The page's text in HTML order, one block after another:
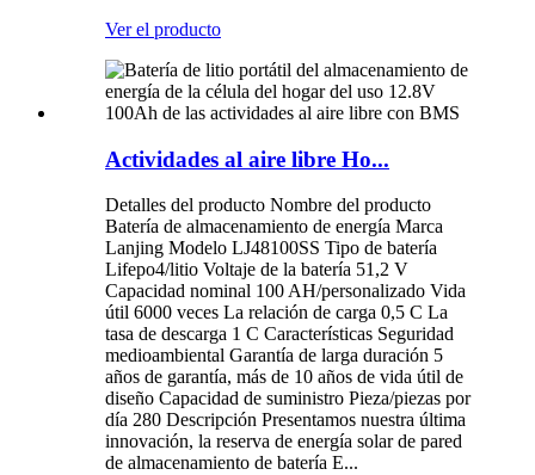
Ver el producto
Actividades al aire libre Ho...
Detalles del producto Nombre del producto
Batería de almacenamiento de energía Marca
Lanjing Modelo LJ48100SS Tipo de batería
Lifepo4/litio Voltaje de la batería 51,2 V
Capacidad nominal 100 AH/personalizado Vida
útil 6000 veces La relación de carga 0,5 C La
tasa de descarga 1 C Características Seguridad
medioambiental Garantía de larga duración 5
años de garantía, más de 10 años de vida útil de
diseño Capacidad de suministro Pieza/piezas por
día 280 Descripción Presentamos nuestra última
innovación, la reserva de energía solar de pared
de almacenamiento de batería E...